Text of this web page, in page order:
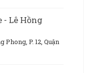
- Lê Hồng
Phong, P. 12, Quận